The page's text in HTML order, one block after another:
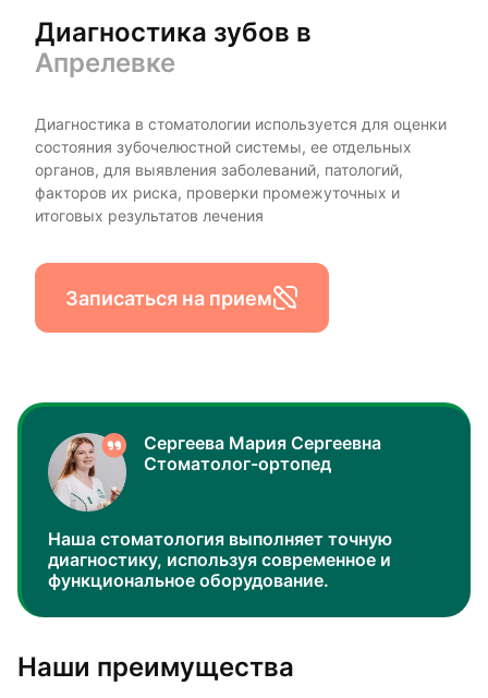
Диагностика зубов в
Апрелевке
Диагностика в стоматологии используется для оценки
состояния зубочелюстной системы, ее отдельных
органов, для выявления заболеваний, патологий,
факторов их риска, проверки промежуточных и
итоговых результатов лечения
Записаться на прием
Сергеева Мария Сергеевна
Стоматолог-ортопед
Наша стоматология выполняет точную
диагностику, используя современное и
функциональное оборудование.
Наши преимущества